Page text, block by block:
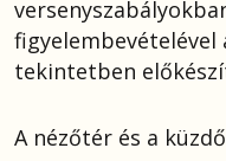
figyelembevételével
tekintetben
A nézőtér és a